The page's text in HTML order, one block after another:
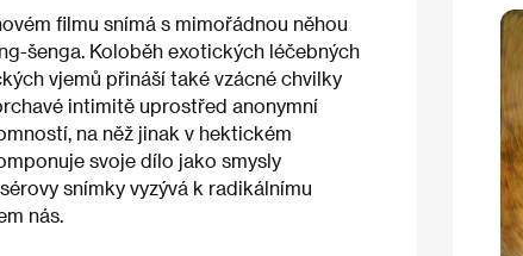
filmu snímá s mimořádnou něhou
šenga. Koloběh exotických léčebných
vjemů přináší také vzácné chvilky
intimitě uprostřed anonymní
na něž jinak v hektickém
svoje dílo jako smysly
snímky vyzývá k radikálnímu
nás.